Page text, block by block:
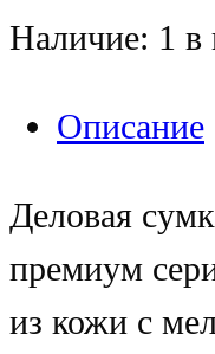
Наличие: 1 в
Описание
Деловая
премиум
из кожи с